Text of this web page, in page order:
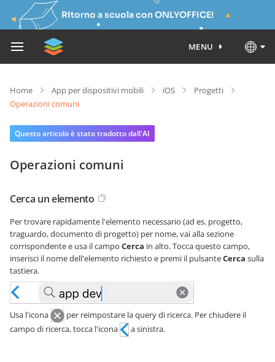
Ritorno a scuola con ONLYOFFICE!
MENU
Home App per dispositivi mobili iOS
Progetti
Operazioni comuni
Questo articolo è stato tradotto dall'AI
Operazioni comuni
Cerca un elemento
Per trovare rapidamente l'elemento necessario (ad es. progetto,
traguardo, documento di progetto) per nome, vai alla sezione
corrispondente e usa il campo Cerca in alto. Tocca questo campo,
inserisci il nome dell'elemento richiesto e premi il pulsanteCerca sulla
tastiera.
Usa l'icona
per reimpostare la query di ricerca. Per chiudere il
campo di ricerca, tocca l'icona
a sinistra.